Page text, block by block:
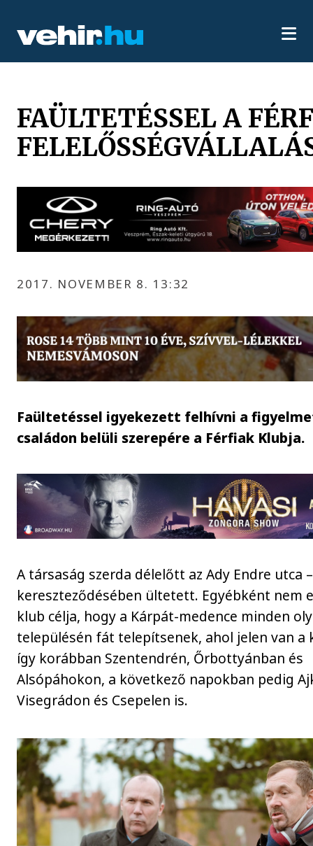
FAÜLTETÉSSEL A
2017. NOVEMBER 8. 13:32
Faültetéssel igyekezett felhívni a
családon belüli szerepére a Férfiak Klubja.
A társaság szerda délelőtt az Ady Endre utca
kereszteződésében ültetett. Egyébként nem
klub célja, hogy a Kárpát-medence minden
településén fát telepítsenek, ahol jelen van a
így korábban Szentendrén, Őrbottyánban és
Alsópáhokon, a következő napokban pedig
Visegrádon és Csepelen is.